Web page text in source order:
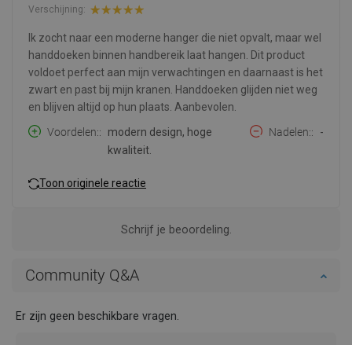
Verschijning:
Ik zocht naar een moderne hanger die niet opvalt, maar wel
handdoeken binnen handbereik laat hangen. Dit product
voldoet perfect aan mijn verwachtingen en daarnaast is het
zwart en past bij mijn kranen. Handdoeken glijden niet weg
en blijven altijd op hun plaats. Aanbevolen.
Voordelen:
modern design, hoge
kwaliteit.
Nadelen: -
Toon originele reactie
Schrijf je beoordeling.
Community Q&A
Er zijn geen beschikbare vragen.